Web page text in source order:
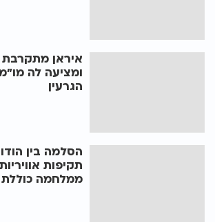
איראן
ומציעה לה
הגרעין
הסלמה בין
תקיפות
ממלחמה כוללת